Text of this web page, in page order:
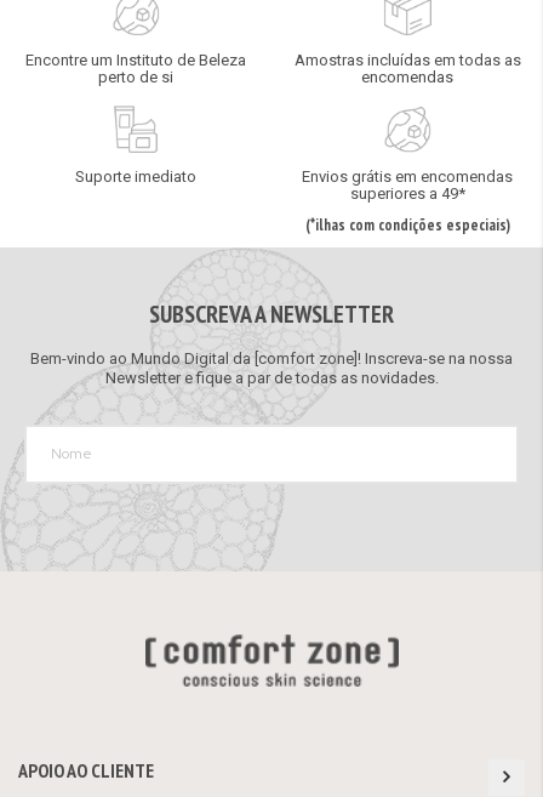
Encontre um Instituto de Beleza
perto de si
Amostras incluídas em todas as
encomendas
Suporte imediato
Envios grátis em encomendas
superiores a 49*
(*ilhas com condições especiais)
SUBSCREVA A NEWSLETTER
Bem-vindo ao Mundo Digital da [comfort zone]! Inscreva-se na nossa
Newsletter e fique a par de todas as novidades.
APOIO AO CLIENTE